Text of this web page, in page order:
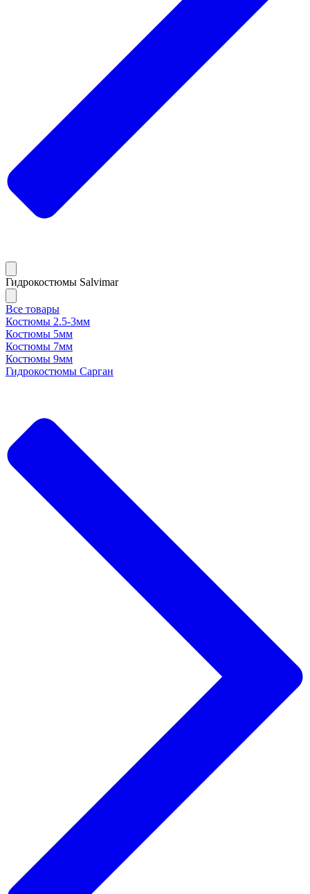
Гидрокостюмы Salvimar
Все товары
Костюмы 2.5-3мм
Костюмы 5мм
Костюмы 7мм
Костюмы 9мм
Гидрокостюмы Сарган